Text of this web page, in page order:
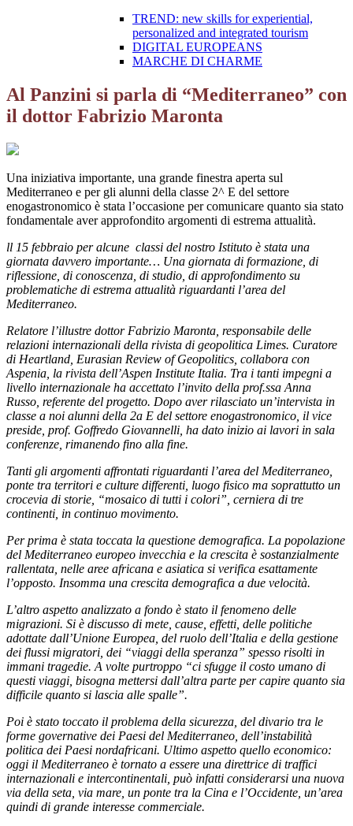
TREND: new skills for experiential,
personalized and integrated tourism
DIGITAL EUROPEANS
MARCHE DI CHARME
Al Panzini si parla di “Mediterraneo” con
il dottor Fabrizio Maronta
Una iniziativa importante, una grande finestra aperta sul
Mediterraneo e per gli alunni della classe 2^ E del settore
enogastronomico è stata l’occasione per comunicare quanto sia stato
fondamentale aver approfondito argomenti di estrema attualità.
ll 15 febbraio per alcune classi del nostro Istituto è stata una
giornata davvero importante… Una giornata di formazione, di
riflessione, di conoscenza, di studio, di approfondimento su
problematiche di estrema attualità riguardanti l’area del
Mediterraneo.
Relatore l’illustre dottor Fabrizio Maronta, responsabile delle
relazioni internazionali della rivista di geopolitica Limes. Curatore
di Heartland, Eurasian Review of Geopolitics, collabora con
Aspenia, la rivista dell’Aspen Institute Italia. Tra i tanti impegni a
livello internazionale ha accettato l’invito della prof.ssa Anna
Russo, referente del progetto. Dopo aver rilasciato un’intervista in
classe a noi alunni della 2a E del settore enogastronomico, il vice
preside, prof. Goffredo Giovannelli, ha dato inizio ai lavori in sala
conferenze, rimanendo fino alla fine.
Tanti gli argomenti affrontati riguardanti l’area del Mediterraneo,
ponte tra territori e culture differenti, luogo fisico ma soprattutto un
crocevia di storie, “mosaico di tutti i colori”, cerniera di tre
continenti, in continuo movimento.
Per prima è stata toccata la questione demografica. La popolazione
del Mediterraneo europeo invecchia e la crescita è sostanzialmente
rallentata, nelle aree africana e asiatica si verifica esattamente
l’opposto. Insomma una crescita demografica a due velocità.
L’altro aspetto analizzato a fondo è stato il fenomeno delle
migrazioni. Si è discusso di mete, cause, effetti, delle politiche
adottate dall’Unione Europea, del ruolo dell’Italia e della gestione
dei flussi migratori, dei “viaggi della speranza” spesso risolti in
immani tragedie. A volte purtroppo “ci sfugge il costo umano di
questi viaggi, bisogna mettersi dall’altra parte per capire quanto sia
difficile quanto si lascia alle spalle”.
Poi è stato toccato il problema della sicurezza, del divario tra le
forme governative dei Paesi del Mediterraneo, dell’instabilità
politica dei Paesi nordafricani. Ultimo aspetto quello economico:
oggi il Mediterraneo è tornato a essere una direttrice di traffici
internazionali e intercontinentali, può infatti considerarsi una nuova
via della seta, via mare, un ponte tra la Cina e l’Occidente, un’area
quindi di grande interesse commerciale.